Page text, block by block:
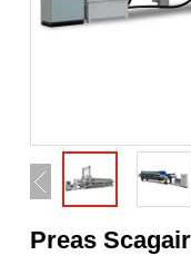
Preas